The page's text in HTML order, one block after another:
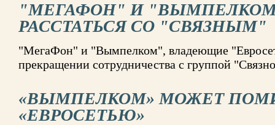
"МЕГАФОН" И
РАССТАТЬСЯ СО "СВЯЗНЫМ"
"МегаФон" и "Вымпелком", владеющие
прекращении сотрудничества с группой
«ВЫМПЕЛКОМ» МОЖЕТ
«ЕВРОСЕТЬЮ»